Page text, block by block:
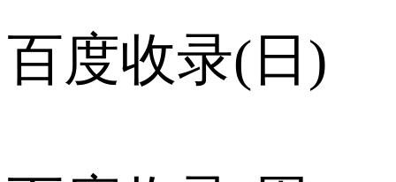
百度收录(日)